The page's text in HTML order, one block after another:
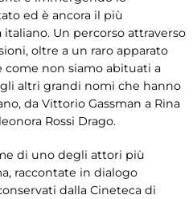
ed è ancora il più
Un percorso attraverso
oltre a un raro apparato
come non siamo abituati a
altri grandi nomi che hanno
da Vittorio Gassman a Rina
Rossi Drago.
di uno degli attori più
raccontate in dialogo
dalla Cineteca di